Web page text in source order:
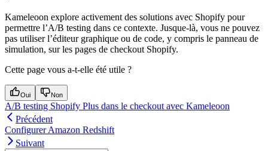
Kameleoon explore activement des solutions avec Shopify pour
permettre l’A/B testing dans ce contexte. Jusque-là, vous ne pouvez
pas utiliser l’éditeur graphique ou de code, y compris le panneau de
simulation, sur les pages de checkout Shopify.
Cette page vous a-t-elle été utile ?
Oui Non
A/B testing Shopify Plus dans le checkout avec Kameleoon
Précédent
Configurer Amazon Redshift
Suivant